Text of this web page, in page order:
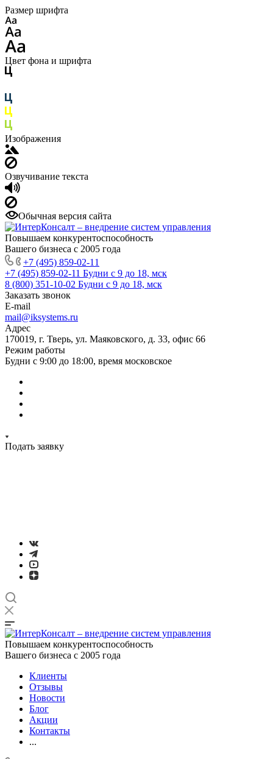
Размер шрифта
Цвет фона и шрифта
Изображения
Озвучивание текста
Обычная версия сайта
Повышаем конкурентоспособность
Вашего бизнеса с 2005 года
+7 (495) 859-02-11
+7 (495) 859-02-11 Будни с 9 до 18, мск
8 (800) 351-10-02 Будни с 9 до 18, мск
Заказать звонок
E-mail
mail@iksystems.ru
Адрес
170019, г. Тверь, ул. Маяковского, д. 33, офис 66
Режим работы
Будни с 9:00 до 18:00, время московское
Подать заявку
Повышаем конкурентоспособность
Вашего бизнеса с 2005 года
Клиенты
Отзывы
Новости
Блог
Акции
Контакты
...